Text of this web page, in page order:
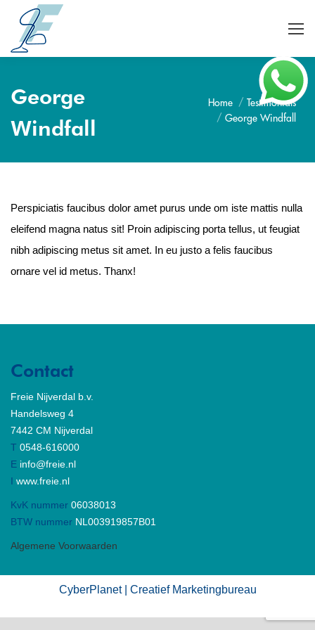
George
Windfall
Home
Testimonials
George Windfall
Perspiciatis faucibus dolor amet purus unde om iste mattis nulla
eleifend magna natus sit! Proin adipiscing porta tellus, ut feugiat
nibh adipiscing metus sit amet. In eu justo a felis faucibus
ornare vel id metus. Thanx!
Contact
Freie Nijverdal b.v.
Handelsweg 4
7442 CM Nijverdal
T 0548-616000
E info@freie.nl
I www.freie.nl
KvK nummer 06038013
BTW nummer NL003919857B01
Algemene Voorwaarden
CyberPlanet | Creatief Marketingbureau